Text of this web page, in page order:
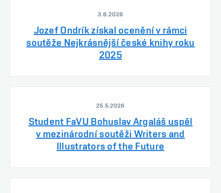
3.6.2026
Jozef Ondrík získal ocenění v rámci
soutěže Nejkrásnější české knihy roku
2025
25.5.2026
Student FaVU Bohuslav Argaláš uspěl
v mezinárodní soutěži Writers and
Illustrators of the Future